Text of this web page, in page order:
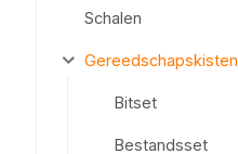
Schalen
Gereedschapskisten
Bitset
Bestandsset